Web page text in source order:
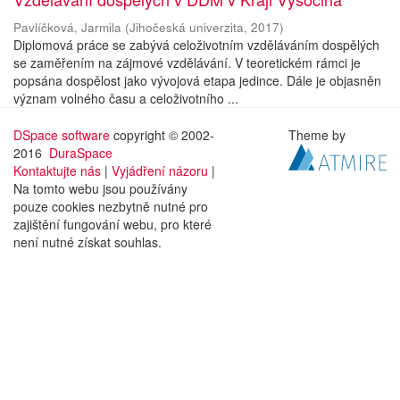
Pavlíčková, Jarmila (Jihočeská univerzita, 2017)
Diplomová práce se zabývá celoživotním vzděláváním dospělých
se zaměřením na zájmové vzdělávání. V teoretickém rámci je
popsána dospělost jako vývojová etapa jedince. Dále je objasněn
význam volného času a celoživotního ...
DSpace software copyright © 2002-
2016 DuraSpace
Kontaktujte nás | Vyjádření názoru |
Na tomto webu jsou používány
pouze cookies nezbytně nutné pro
zajištění fungování webu, pro které
není nutné získat souhlas.
Theme by